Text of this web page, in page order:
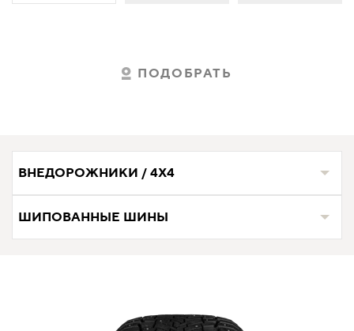
ПОДОБРАТЬ
ВНЕДОРОЖНИКИ / 4Х4
ШИПОВАННЫЕ ШИНЫ